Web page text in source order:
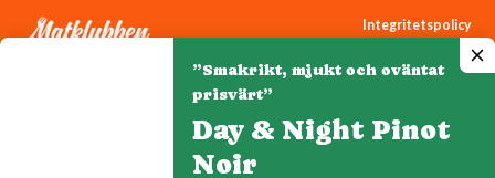
Integritetspolicy
Cookiepolicy
Denna webbplats drivs av Vinklubben i Norden AB
”Smakrikt, mjukt och oväntat
prisvärt”
Day & Night Pinot
Noir